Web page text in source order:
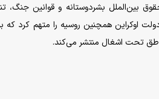
بین‌الملل بشردوستانه و قوانین جنگ،
اوکراین همچنین روسیه را متهم کرد که
تحت اشغال منتشر می‌کند.